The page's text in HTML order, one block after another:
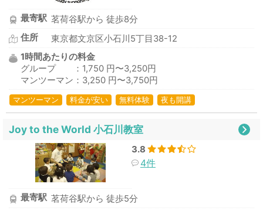
最寄駅 茗荷谷駅から 徒歩8分
住所
東京都文京区小石川5丁目38-12
1時間あたりの料金
グループ ：1,750 円〜3,250円
マンツーマン：3,250 円〜3,750円
マンツーマン 料金が安い 無料体験 夜も開講
Joy to the World 小石川教室
3.8
4件
最寄駅 茗荷谷駅から 徒歩5分